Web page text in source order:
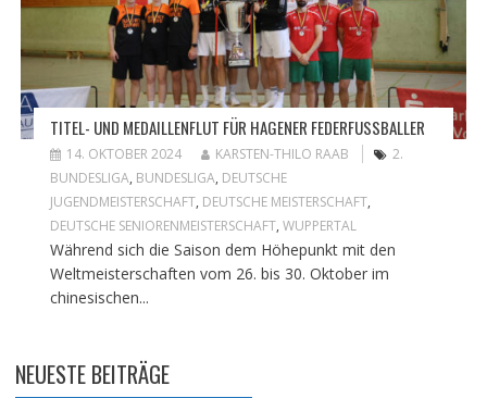
TITEL- UND MEDAILLENFLUT FÜR HAGENER FEDERFUSSBALLER
14. OKTOBER 2024 KARSTEN-THILO RAAB
2.
BUNDESLIGA, BUNDESLIGA, DEUTSCHE
JUGENDMEISTERSCHAFT, DEUTSCHE MEISTERSCHAFT,
DEUTSCHE SENIORENMEISTERSCHAFT, WUPPERTAL
Während sich die Saison dem Höhepunkt mit den
Weltmeisterschaften vom 26. bis 30. Oktober im
chinesischen...
NEUESTE BEITRÄGE